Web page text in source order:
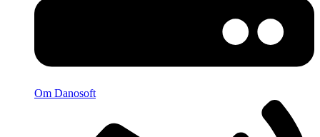
Om Danosoft